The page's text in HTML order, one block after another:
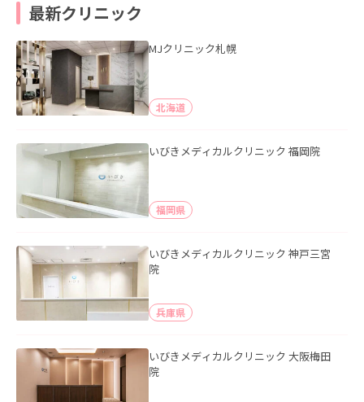
最新クリニック
MJクリニック札幌
北海道
いびきメディカルクリニック 福岡院
福岡県
いびきメディカルクリニック 神戸三宮
院
兵庫県
いびきメディカルクリニック 大阪梅田
院